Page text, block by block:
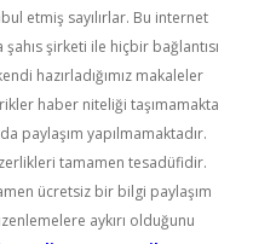
etmiş sayılırlar. Bu internet
şirketi ile hiçbir bağlantısı
hazırladığımız makaleler
haber niteliği taşımamakta
paylaşım yapılmamaktadır.
tamamen tesadüfidir.
ücretsiz bir bilgi paylaşım
aykırı olduğunu